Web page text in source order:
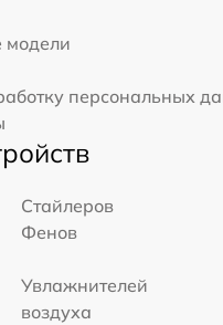
модели
персональных
Стайлеров
Фенов
Увлажнителей
воздуха